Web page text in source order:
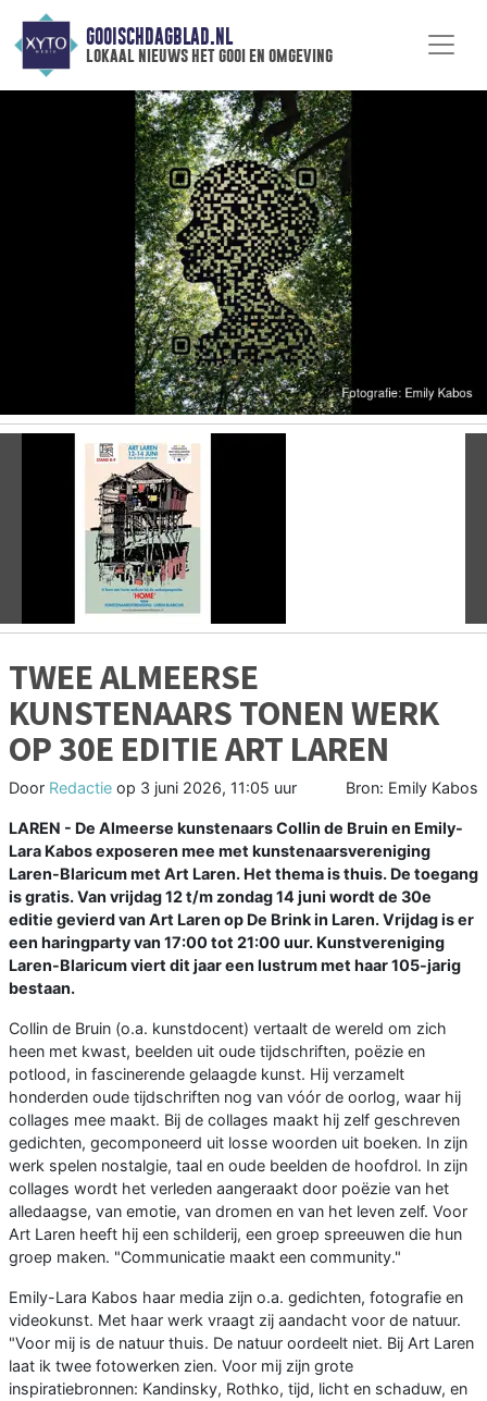
GOOISCHDAGBLAD.NL
lokaal nieuws het gooi en omgeving
TWEE ALMEERSE
KUNSTENAARS TONEN WERK
OP 30E EDITIE ART LAREN
Door Redactie op 3 juni 2026, 11:05 uur Bron: Emily Kabos
LAREN - De Almeerse kunstenaars Collin de Bruin en Emily-
Lara Kabos exposeren mee met kunstenaarsvereniging
Laren-Blaricum met Art Laren. Het thema is thuis. De toegang
is gratis. Van vrijdag 12 t/m zondag 14 juni wordt de 30e
editie gevierd van Art Laren op De Brink in Laren. Vrijdag is er
een haringparty van 17:00 tot 21:00 uur. Kunstvereniging
Laren-Blaricum viert dit jaar een lustrum met haar 105-jarig
bestaan.
Collin de Bruin (o.a. kunstdocent) vertaalt de wereld om zich
heen met kwast, beelden uit oude tijdschriften, poëzie en
potlood, in fascinerende gelaagde kunst. Hij verzamelt
honderden oude tijdschriften nog van vóór de oorlog, waar hij
collages mee maakt. Bij de collages maakt hij zelf geschreven
gedichten, gecomponeerd uit losse woorden uit boeken. In zijn
werk spelen nostalgie, taal en oude beelden de hoofdrol. In zijn
collages wordt het verleden aangeraakt door poëzie van het
alledaagse, van emotie, van dromen en van het leven zelf. Voor
Art Laren heeft hij een schilderij, een groep spreeuwen die hun
groep maken. "Communicatie maakt een community."
Emily-Lara Kabos haar media zijn o.a. gedichten, fotografie en
videokunst. Met haar werk vraagt zij aandacht voor de natuur.
"Voor mij is de natuur thuis. De natuur oordeelt niet. Bij Art Laren
laat ik twee fotowerken zien. Voor mij zijn grote
inspiratiebronnen: Kandinsky, Rothko, tijd, licht en schaduw, en